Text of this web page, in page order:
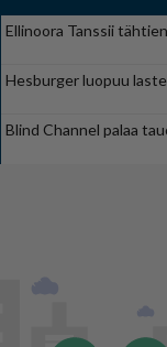
Ellinoora Tanssii
Hesburger luopuu
Blind Channel palaa